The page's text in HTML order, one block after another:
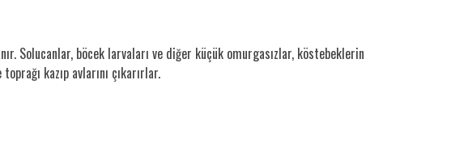
Solucanlar, böcek larvaları ve diğer küçük omurgasızlar, köstebeklerin
kazıp avlarını çıkarırlar.